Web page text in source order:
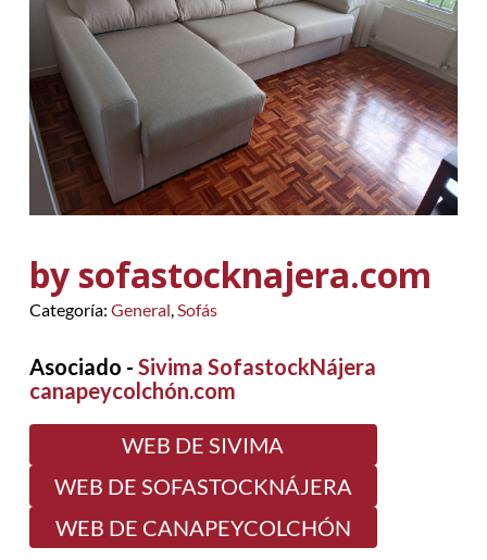
by sofastocknajera.com
Categoría: General Sofás
Asociado - Sivima SofastockNájera
canapeycolchón.com
WEB DE SIVIMA
WEB DE SOFASTOCKNÁJERA
WEB DE CANAPEYCOLCHÓN